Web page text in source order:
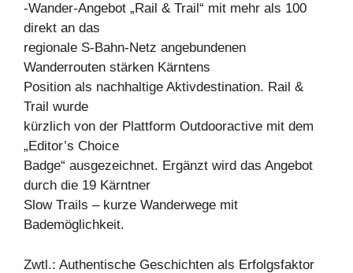
-Wander-Angebot „Rail & Trail“ mit mehr als 100
direkt an das
regionale S-Bahn-Netz angebundenen
Wanderrouten stärken Kärntens
Position als nachhaltige Aktivdestination. Rail &
Trail wurde
kürzlich von der Plattform Outdooractive mit dem
„Editor’s Choice
Badge“ ausgezeichnet. Ergänzt wird das Angebot
durch die 19 Kärntner
Slow Trails – kurze Wanderwege mit
Bademöglichkeit.
Zwtl.: Authentische Geschichten als Erfolgsfaktor